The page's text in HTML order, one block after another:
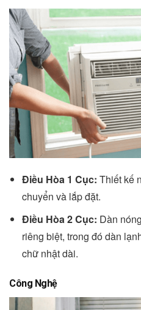
Điều Hòa 1 Cục: Thiết kế
chuyển và lắp đặt.
Điều Hòa 2 Cục: Dàn
riêng biệt, trong đó dàn
chữ nhật dài.
Công Nghệ